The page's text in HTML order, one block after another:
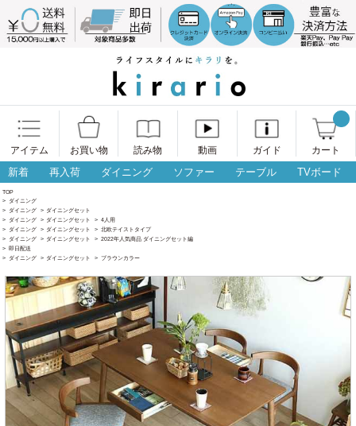
アイテム お買い物 読み物 動画 ガイド カート
新着 再入荷 ダイニング ソファー テーブル TVボード
TOP
> ダイニング
> ダイニング > ダイニングセット
> ダイニング > ダイニングセット > 4人用
> ダイニング > ダイニングセット > 北欧テイストタイプ
> ダイニング > ダイニングセット > 2022年人気商品 ダイニングセット編
> 即日配送
> ダイニング > ダイニングセット > ブラウンカラー